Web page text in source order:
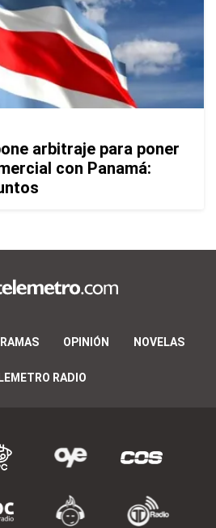
arbitraje para poner
con Panamá:
OPINIÓN NOVELAS
RADIO